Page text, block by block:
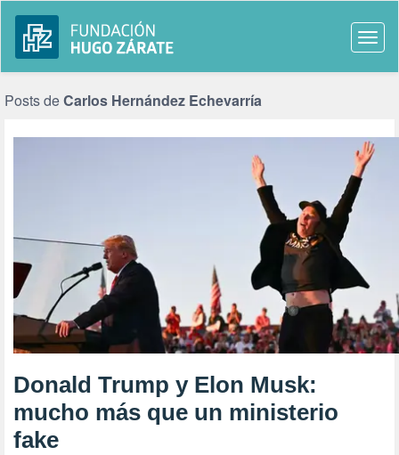
Posts deCarlos Hernández Echevarría
Donald Trump y Elon Musk:
mucho más que un ministerio
fake